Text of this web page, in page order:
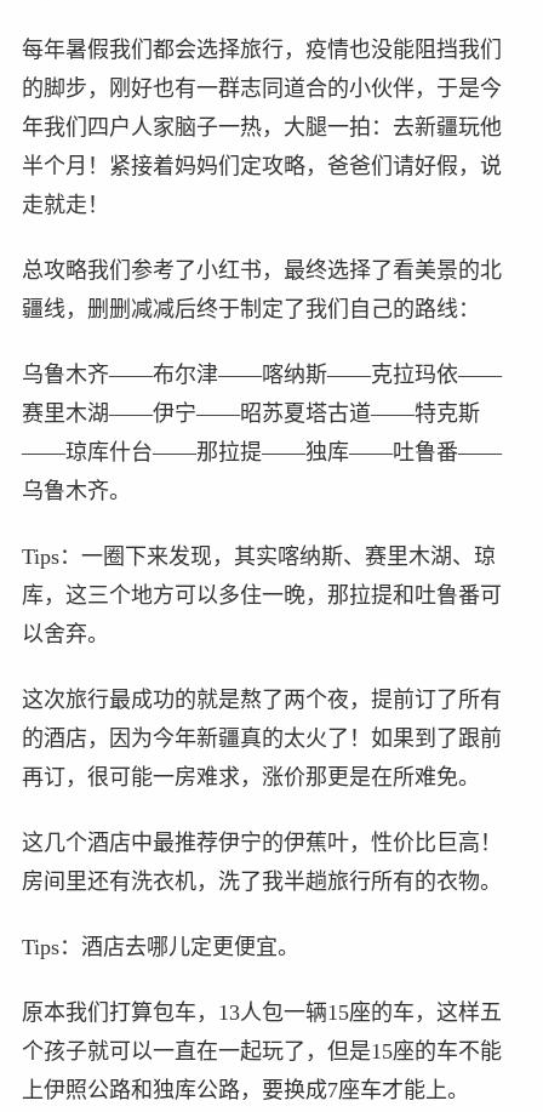
每年暑假我们都会选择旅行，疫情也没能阻挡我们
的脚步，刚好也有一群志同道合的小伙伴，于是今
年我们四户人家脑子一热，大腿一拍：去新疆玩他
半个月！紧接着妈妈们定攻略，爸爸们请好假，说
走就走！
总攻略我们参考了小红书，最终选择了看美景的北
疆线，删删减减后终于制定了我们自己的路线：
乌鲁木齐——布尔津——喀纳斯——克拉玛依——
赛里木湖——伊宁——昭苏夏塔古道——特克斯
——琼库什台——那拉提——独库——吐鲁番——
乌鲁木齐。
Tips：一圈下来发现，其实喀纳斯、赛里木湖、琼
库，这三个地方可以多住一晚，那拉提和吐鲁番可
以舍弃。
这次旅行最成功的就是熬了两个夜，提前订了所有
的酒店，因为今年新疆真的太火了！如果到了跟前
再订，很可能一房难求，涨价那更是在所难免。
这几个酒店中最推荐伊宁的伊蕉叶，性价比巨高！
房间里还有洗衣机，洗了我半趟旅行所有的衣物。
Tips：酒店去哪儿定更便宜。
原本我们打算包车，13人包一辆15座的车，这样五
个孩子就可以一直在一起玩了，但是15座的车不能
上伊照公路和独库公路，要换成7座车才能上。